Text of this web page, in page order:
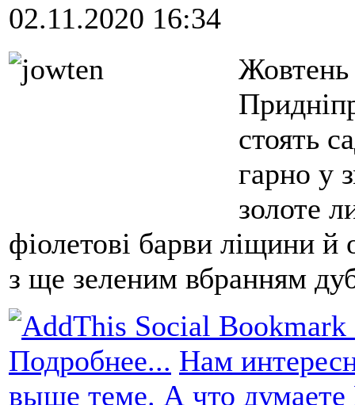
02.11.2020 16:34
Жовтень
стоять
гарно у
золоте
фіолетові барви ліщини
з ще зеленим вбранням
Подробнее... Нам
выше теме. А что